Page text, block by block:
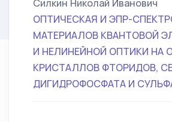
Силкин Николай Иванович
ОПТИЧЕСКАЯ И ЭПР-
МАТЕРИАЛОВ КВАНТОВОЙ
И НЕЛИНЕЙНОЙ ОПТИКИ НА
КРИСТАЛЛОВ ФТОРИДОВ,
ДИГИДРОФОСФАТА И